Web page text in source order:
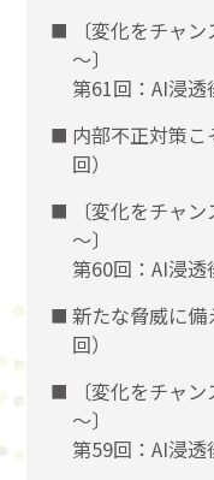
〔変化をチャ
〜〕
第61回：AI浸透
内部不正対策
回）
〔変化をチャ
〜〕
第60回：AI浸透
新たな脅威に
回）
〔変化をチャ
〜〕
第59回：AI浸透